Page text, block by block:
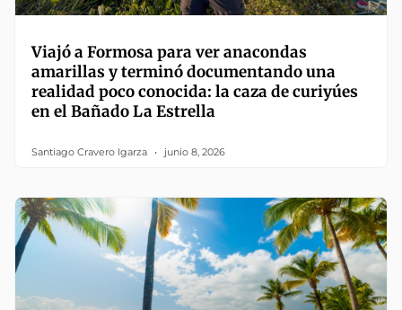
Viajó a Formosa para ver anacondas
amarillas y terminó documentando una
realidad poco conocida: la caza de curiyúes
en el Bañado La Estrella
Santiago Cravero Igarza junio 8, 2026